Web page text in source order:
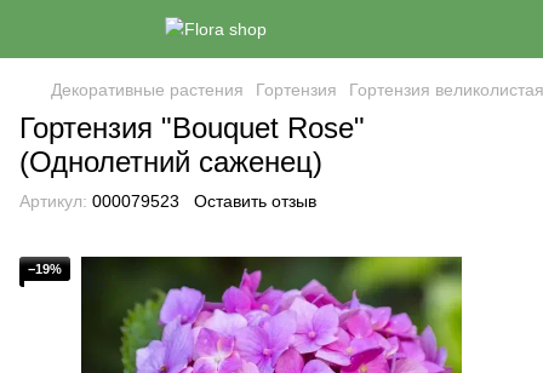
Декоративные растения Гортензия Гортензия великолистая
Гортензия "Bouquet Rose"
(Однолетний саженец)
Артикул: 000079523 Оставить отзыв
−19%